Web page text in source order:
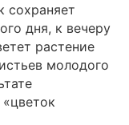
сохраняет
дня, к вечеру
растение
молодого